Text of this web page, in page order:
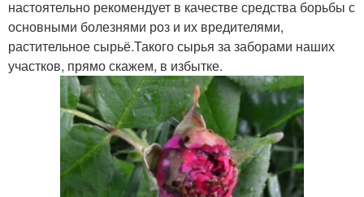
настоятельно рекомендует в качестве средства борьбы с
основными болезнями роз и их вредителями,
растительное сырьё.Такого сырья за заборами наших
участков, прямо скажем, в избытке.